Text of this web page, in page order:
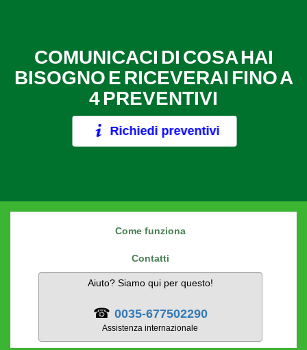
COMUNICACI DI COSA HAI
BISOGNO E RICEVERAI FINO A
4 PREVENTIVI
Richiedi preventivi
Come funziona
Contatti
Aiuto? Siamo qui per questo!
☎ 0035-677502290
Assistenza internazionale